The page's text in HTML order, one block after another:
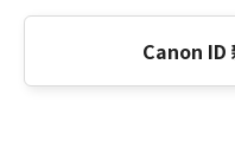
Canon ID